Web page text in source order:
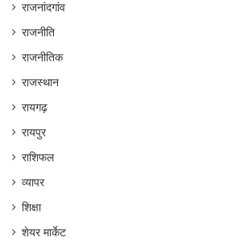
राजनांदगांव
राजनीति
राजनीतिक
राजस्थान
रायगढ़
रायपुर
राशिफल
व्यापर
शिक्षा
शेयर मार्केट